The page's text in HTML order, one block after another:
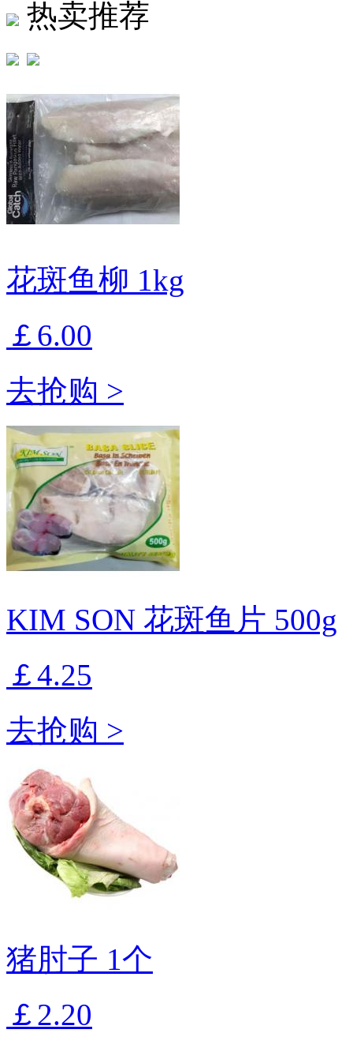
热卖推荐
花斑鱼柳 1kg
￡6.00
去抢购 >
KIM SON 花斑鱼片 500g
￡4.25
去抢购 >
猪肘子 1个
￡2.20